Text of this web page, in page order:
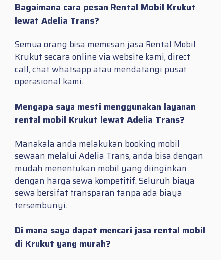
Bagaimana cara pesan Rental Mobil Krukut
lewat Adelia Trans?
Semua orang bisa memesan jasa Rental Mobil
Krukut secara online via website kami, direct
call, chat whatsapp atau mendatangi pusat
operasional kami.
Mengapa saya mesti menggunakan layanan
rental mobil Krukut lewat Adelia Trans?
Manakala anda melakukan booking mobil
sewaan melalui Adelia Trans, anda bisa dengan
mudah menentukan mobil yang diinginkan
dengan harga sewa kompetitif. Seluruh biaya
sewa bersifat transparan tanpa ada biaya
tersembunyi.
Di mana saya dapat mencari jasa rental mobil
di Krukut yang murah?